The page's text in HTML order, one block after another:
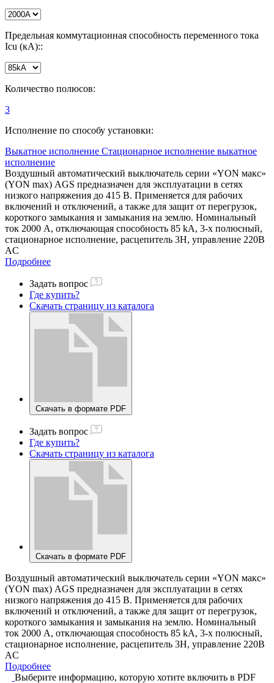
Предельная коммутационная способность переменного тока
Icu (кА)::
Количество полюсов:
3
Исполнение по способу установки:
Выкатное исполнение Стационарное исполнение выкатное
исполнение
Воздушный автоматический выключатель серии «YON макс»
(YON max) AGS предназначен для эксплуатации в сетях
низкого напряжения до 415 В. Применяется для рабочих
включений и отключений, а также для защит от перегрузок,
короткого замыкания и замыкания на землю. Номинальный
ток 2000 А, отключающая способность 85 kA, 3-х полюсный,
стационарное исполнение, расцепитель 3H, управление 220В
AC
Подробнее
Задать вопрос
Где купить?
Скачать страницу из каталога
Скачать в формате PDF
Задать вопрос
Где купить?
Скачать страницу из каталога
Скачать в формате PDF
Воздушный автоматический выключатель серии «YON макс»
(YON max) AGS предназначен для эксплуатации в сетях
низкого напряжения до 415 В. Применяется для рабочих
включений и отключений, а также для защит от перегрузок,
короткого замыкания и замыкания на землю. Номинальный
ток 2000 А, отключающая способность 85 kA, 3-х полюсный,
стационарное исполнение, расцепитель 3H, управление 220В
AC
Подробнее
Выберите информацию, которую хотите включить в PDF